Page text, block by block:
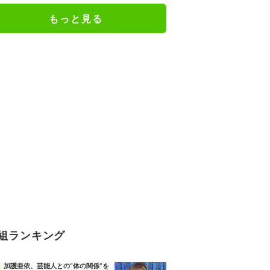
もっと見る
ランキング
加護亜依、芸能人との“体の関係”を